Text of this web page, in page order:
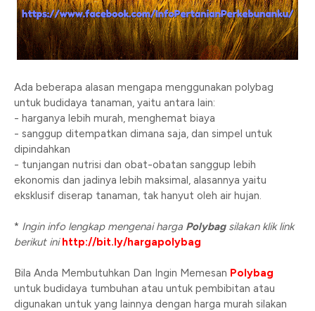
Ada beberapa alasan mengapa menggunakan polybag
untuk budidaya tanaman, yaitu antara lain:
- harganya lebih murah, menghemat biaya
- sanggup ditempatkan dimana saja, dan simpel untuk
dipindahkan
- tunjangan nutrisi dan obat-obatan sanggup lebih
ekonomis dan jadinya lebih maksimal, alasannya yaitu
eksklusif diserap tanaman, tak hanyut oleh air hujan.
* Ingin info lengkap mengenai harga Polybagsilakan klik link
berikut ini http://bit.ly/hargapolybag
Bila Anda Membutuhkan Dan Ingin Memesan Polybag
untuk budidaya tumbuhan atau untuk pembibitan atau
digunakan untuk yang lainnya dengan harga murah silakan